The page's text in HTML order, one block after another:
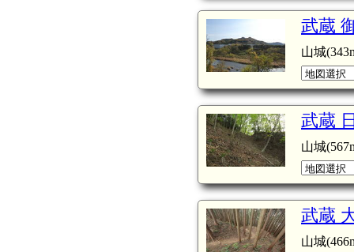
武蔵
山城
武蔵
山城
武蔵
山城